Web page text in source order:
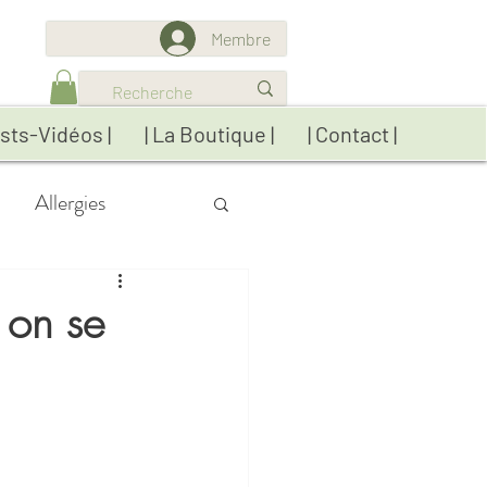
Membre
Vidéos | | La Boutique | | Contact |
Allergies
Détox
se